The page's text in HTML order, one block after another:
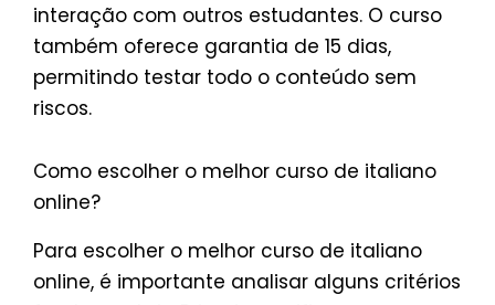
interação com outros estudantes. O curso
também oferece garantia de 15 dias,
permitindo testar todo o conteúdo sem
riscos.
Como escolher o melhor curso de italiano
online?
Para escolher o melhor curso de italiano
online, é importante analisar alguns critérios